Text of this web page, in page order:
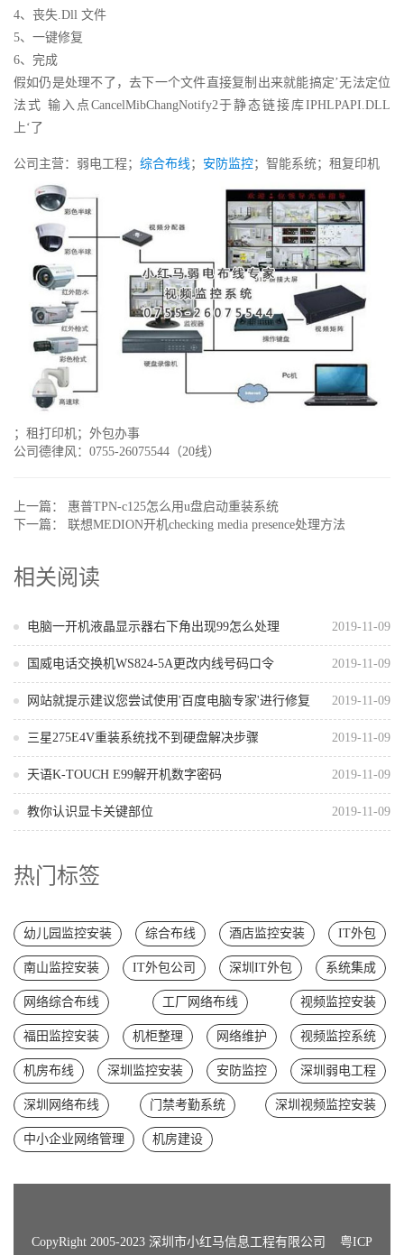
4、丧失.Dll 文件
5、一键修复
6、完成
假如仍是处理不了，去下一个文件直接复制出来就能搞定’无法定位
法式 输入点CancelMibChangNotify2于静态链接库IPHLPAPI.DLL
上‘了
公司主营：弱电工程； 综合布线； 安防监控；智能系统；租复印机
；租打印机；外包办事
公司德律风：0755-26075544（20线）
上一篇： 惠普TPN-c125怎么用u盘启动重装系统
下一篇：
联想MEDION开机checking media presence处理方法
相关阅读
2019-11-09
电脑一开机液晶显示器右下角出现99怎么处理
2019-11-09
国威电话交换机WS824-5A更改内线号码口令
2019-11-09
网站就提示建议您尝试使用'百度电脑专家'进行修复
2019-11-09
三星275E4V重装系统找不到硬盘解决步骤
2019-11-09
天语K-TOUCH E99解开机数字密码
2019-11-09
教你认识显卡关键部位
热门标签
幼儿园监控安装 综合布线 酒店监控安装 IT外包
南山监控安装 IT外包公司 深圳IT外包 系统集成
网络综合布线 工厂网络布线 视频监控安装
福田监控安装 机柜整理 网络维护 视频监控系统
机房布线 深圳监控安装 安防监控 深圳弱电工程
深圳网络布线 门禁考勤系统 深圳视频监控安装
中小企业网络管理 机房建设
CopyRight 2005-2023 深圳市小红马信息工程有限公司 粤ICP